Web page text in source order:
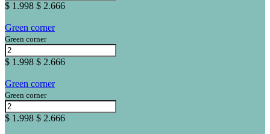
$ 1.998 $ 2.666
Green corner
Green corner
$ 1.998 $ 2.666
Green corner
Green corner
$ 1.998 $ 2.666